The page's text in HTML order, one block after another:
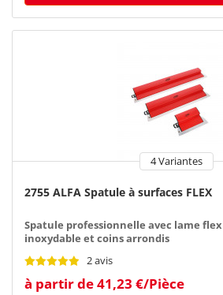
4 Variantes
2755 ALFA Spatule à surfaces FLEX
Spatule professionnelle avec lame
inoxydable et coins arrondis
2 avis
à partir de 41,23 €/Pièce